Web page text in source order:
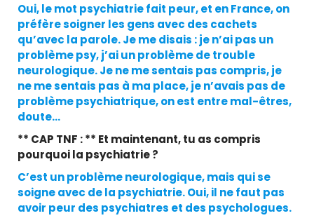
Oui, le mot psychiatrie fait peur, et en France, on
préfère soigner les gens avec des cachets
qu’avec la parole. Je me disais : je n’ai pas un
problème psy, j’ai un problème de trouble
neurologique. Je ne me sentais pas compris, je
ne me sentais pas à ma place, je n’avais pas de
problème psychiatrique, on est entre mal-êtres,
doute…
** CAP TNF : ** Et maintenant, tu as compris
pourquoi la psychiatrie ?
C’est un problème neurologique, mais qui se
soigne avec de la psychiatrie. Oui, il ne faut pas
avoir peur des psychiatres et des psychologues.